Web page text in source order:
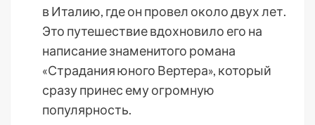
в Италию, где он провел около двух лет.
Это путешествие вдохновило его на
написание знаменитого романа
«Страдания юного Вертера», который
сразу принес ему огромную
популярность.